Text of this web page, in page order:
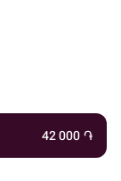
42 000 ֏